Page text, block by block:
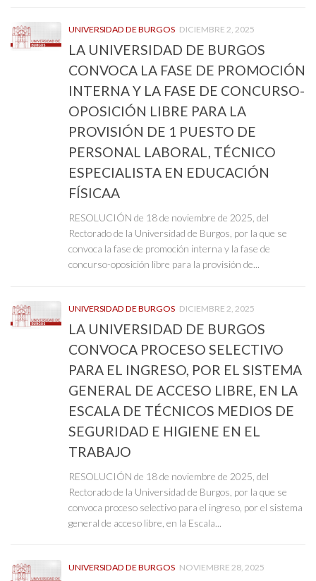
UNIVERSIDAD DE BURGOS DICIEMBRE 2, 2025
LA UNIVERSIDAD DE BURGOS
CONVOCA LA FASE DE PROMOCIÓN
INTERNA Y LA FASE DE CONCURSO-
OPOSICIÓN LIBRE PARA LA
PROVISIÓN DE 1 PUESTO DE
PERSONAL LABORAL, TÉCNICO
ESPECIALISTA EN EDUCACIÓN
FÍSICAA
RESOLUCIÓN de 18 de noviembre de 2025, del
Rectorado de la Universidad de Burgos, por la que se
convoca la fase de promoción interna y la fase de
concurso-oposición libre para la provisión de...
UNIVERSIDAD DE BURGOS DICIEMBRE 2, 2025
LA UNIVERSIDAD DE BURGOS
CONVOCA PROCESO SELECTIVO
PARA EL INGRESO, POR EL SISTEMA
GENERAL DE ACCESO LIBRE, EN LA
ESCALA DE TÉCNICOS MEDIOS DE
SEGURIDAD E HIGIENE EN EL
TRABAJO
RESOLUCIÓN de 18 de noviembre de 2025, del
Rectorado de la Universidad de Burgos, por la que se
convoca proceso selectivo para el ingreso, por el sistema
general de acceso libre, en la Escala...
UNIVERSIDAD DE BURGOS NOVIEMBRE 28, 2025